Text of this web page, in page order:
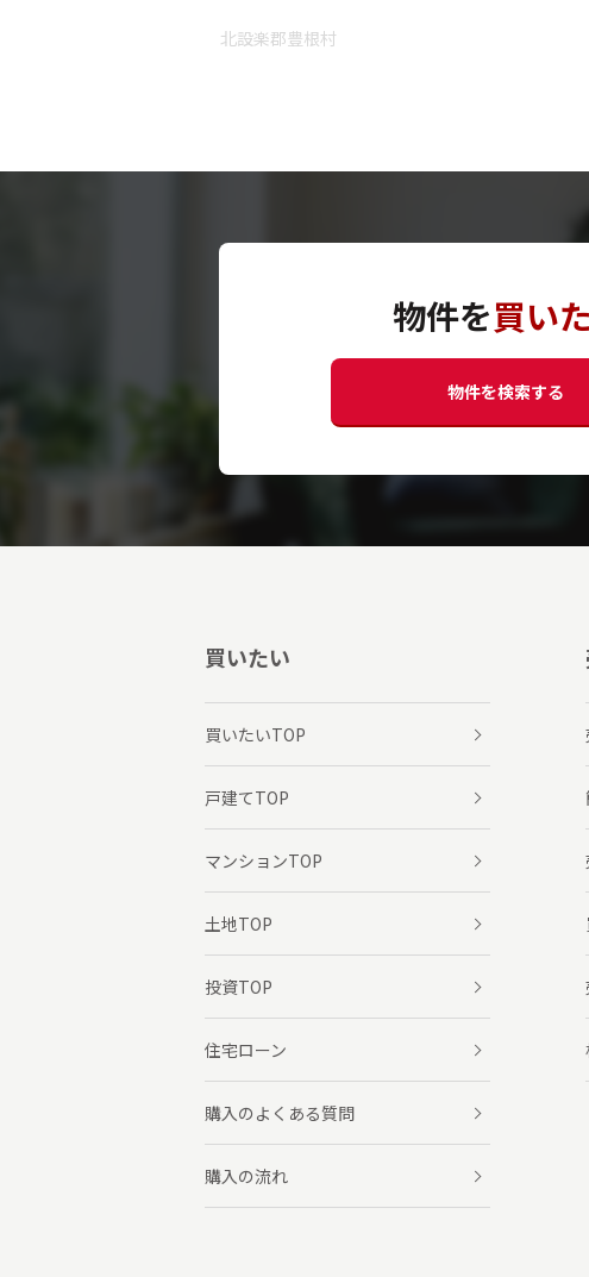
北設楽郡豊根村
物件を買い
物件を検索する
買いたい
買いたいTOP
戸建てTOP
マンションTOP
土地TOP
投資TOP
住宅ローン
購入のよくある質問
購入の流れ